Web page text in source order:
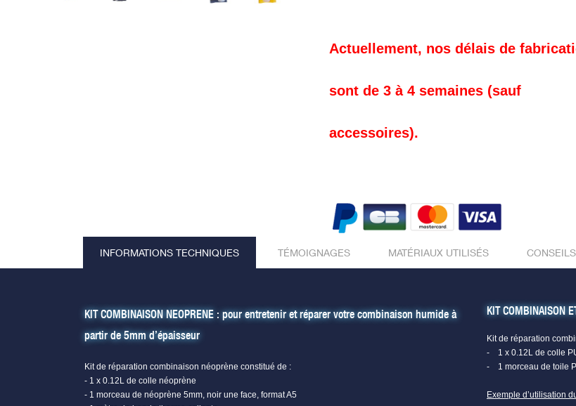
Actuellement, nos délais de
sont de 3 à 4 semaines (sauf
accessoires).
INFORMATIONS TECHNIQUES TÉMOIGNAGES MATÉRIAUX UTILISÉS CONSEILS
KIT COMBINAISON NEOPRENE : pour entretenir et réparer votre combinaison humide à
partir de 5mm d’épaisseur
Kit de réparation combinaison néoprène constitué de :
- 1 x 0.12L de colle néoprène
- 1 morceau de néoprène 5mm, noir une face, format A5
KIT COMBINAISON
Kit de réparation
- 1 x 0.12L de colle
- 1 morceau de toile
Exemple d’utilisation